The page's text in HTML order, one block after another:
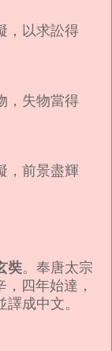
，以求訟得
，失物當得
，前景盡輝
奘。奉唐太宗
四年始達，
成中文。